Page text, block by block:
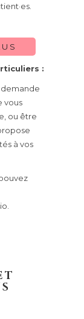
:
demande
vous
ou être
à vos